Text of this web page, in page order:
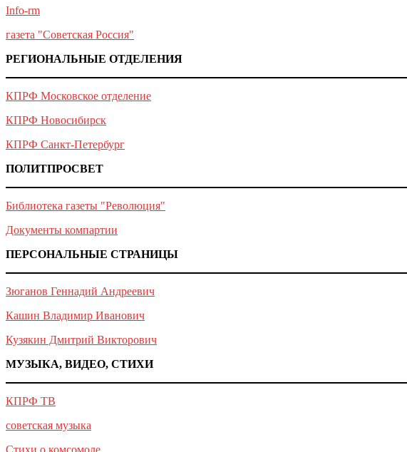
Info-rm
газета "Советская Россия"
РЕГИОНАЛЬНЫЕ ОТДЕЛЕНИЯ
КПРФ Московское отделение
КПРФ Новосибирск
КПРФ Санкт-Петербург
ПОЛИТПРОСВЕТ
Библиотека газеты "Революция"
Документы компартии
ПЕРСОНАЛЬНЫЕ СТРАНИЦЫ
Зюганов Геннадий Андреевич
Кашин Владимир Иванович
Кузякин Дмитрий Викторович
МУЗЫКА, ВИДЕО, СТИХИ
КПРФ ТВ
советская музыка